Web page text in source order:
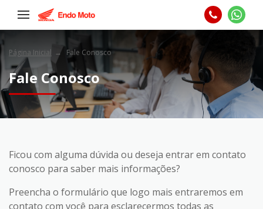
Página Inicial Fale Conosco
Fale Conosco
Ficou com alguma dúvida ou deseja entrar em contato
conosco para saber mais informações?
Preencha o formulário que logo mais entraremos em
contato com você para esclarecermos todas as